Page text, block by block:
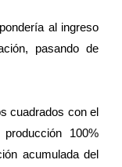
al ingreso
pasando de
cuadrados con el
100%
acumulada del